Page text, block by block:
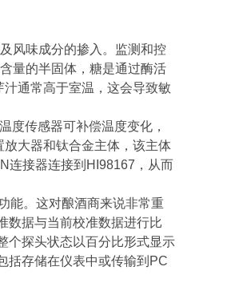
风味成分的掺入。监测和控
量的半固体，糖是通过酶活
通常高于室温，这会导致敏
度传感器可补偿温度变化，
大器和钛合金主体，该主体
连接器连接到HI98167，从而
能。这对酿酒商来说非常重
数据与当前校准数据进行比
个探头状态以百分比形式显示
括存储在仪表中或传输到PC